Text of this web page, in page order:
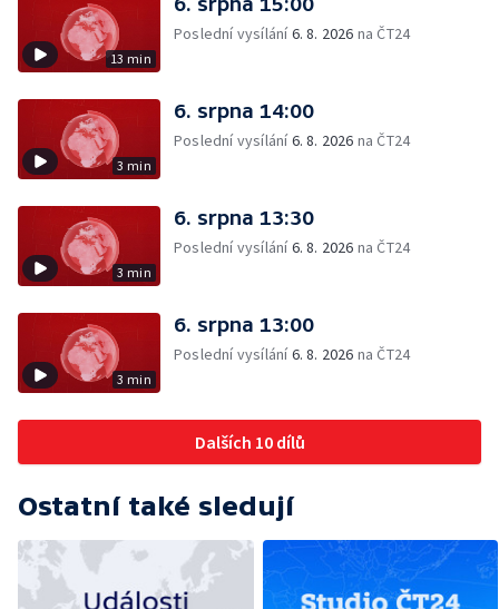
13 min
Poslední vysílání6. 8. 2026 na ČT24
3 min
6. srpna 14:00
Poslední vysílání6. 8. 2026 na ČT24
3 min
6. srpna 13:30
Poslední vysílání6. 8. 2026 na ČT24
3 min
6. srpna 13:00
Poslední vysílání6. 8. 2026 na ČT24
Dalších 10 dílů
Ostatní také sledují